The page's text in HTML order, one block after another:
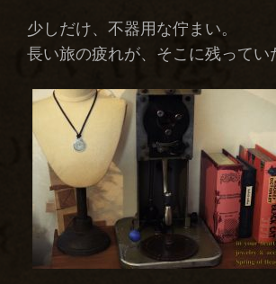
少しだけ、不器用な佇まい。
長い旅の疲れが、そこに残ってい